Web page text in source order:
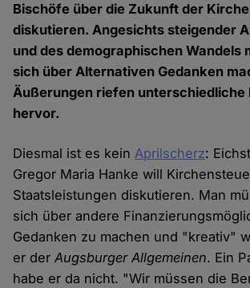
Bischöfe über die Zukunft der
diskutieren. Angesichts steigender
und des demographischen Wandels
sich über Alternativen Gedanken
Äußerungen riefen unterschiedliche
hervor.
Diesmal ist es keinAprilscherz:
Gregor Maria Hanke will
Staatsleistungen diskutieren. Man
sich über andere
Gedanken zu machen und "kreativ"
er derAugsburger Allgemeinen. Ein
habe er da nicht. "Wir müssen die